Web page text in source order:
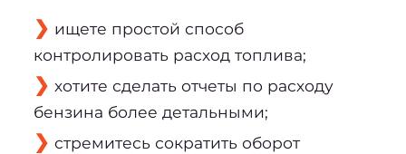
ищете простой способ
контролировать расход топлива;
хотите сделать отчеты по расходу
бензина более детальными;
стремитесь сократить оборот